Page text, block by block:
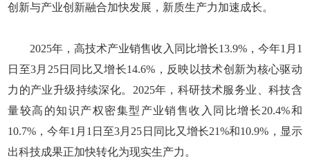
创新与产业创新融合加快发展，新质生产力加速成长。
2025年，高技术产业销售收入同比增长13.9%，今年1月1
日至3月25日同比又增长14.6%，反映以技术创新为核心驱动
力的产业升级持续深化。2025年，科研技术服务业、科技含
量较高的知识产权密集型产业销售收入同比增长20.4%和
10.7%，今年1月1日至3月25日同比又增长21%和10.9%，显示
出科技成果正加快转化为现实生产力。